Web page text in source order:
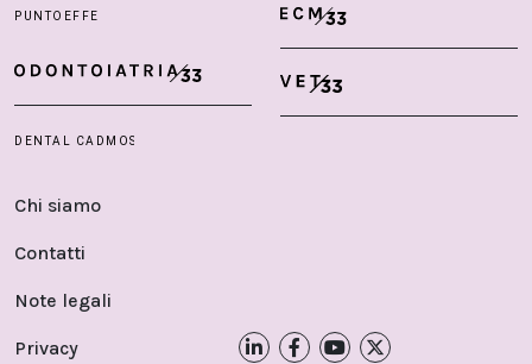
Chi siamo
Contatti
Note legali
Privacy